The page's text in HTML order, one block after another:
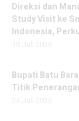
Direksi dan
Study Visit ke
Indonesia,
Bupati Batu
Titik